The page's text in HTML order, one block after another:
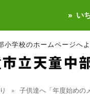
小学校のホームページへよ
い
子供達へ「年度始めの